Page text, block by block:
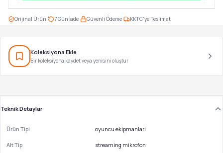
Orijinal Ürün 7 Gün İade Güvenli Ödeme KKTC'ye Teslimat
Koleksiyona Ekle
Bir koleksiyona kaydet veya yenisini oluştur
Teknik Detaylar
Ürün Tipi oyuncu ekipmanlari
Alt Tip streaming mikrofon